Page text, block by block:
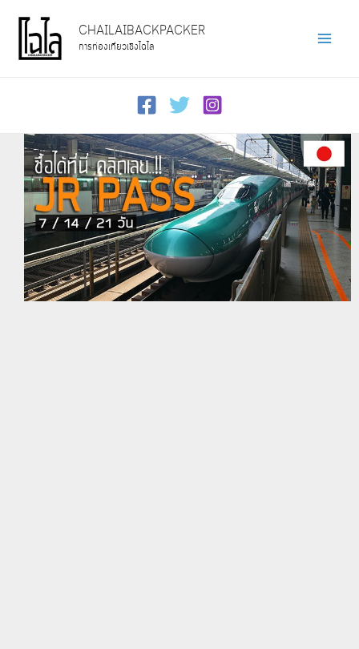
content
CHAILAIBACKPACKER
การท่องเที่ยวเชิงไฉไล